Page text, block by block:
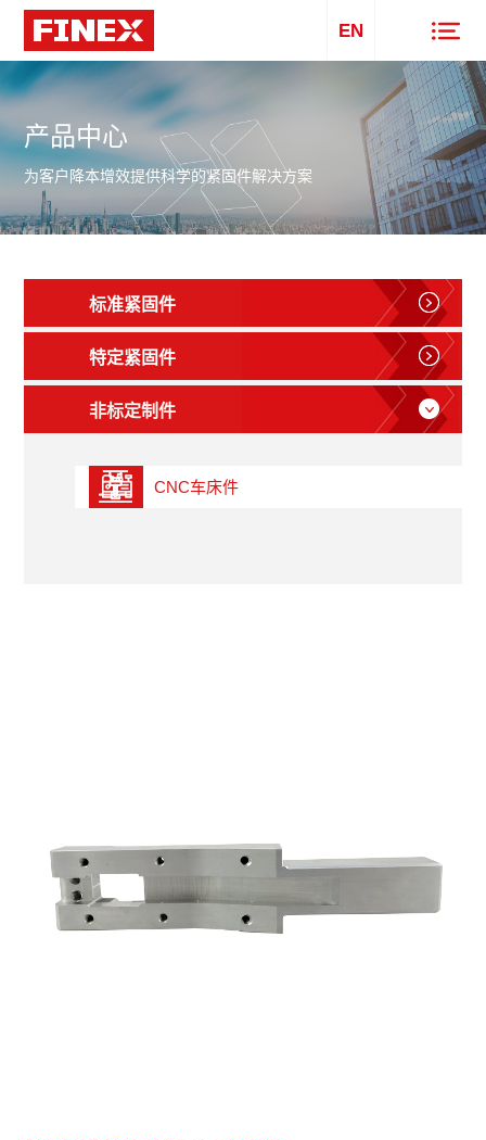
EN
产品中心
为客户降本增效提供科学的紧固件解决方案
标准紧固件
特定紧固件
非标定制件
CNC车床件